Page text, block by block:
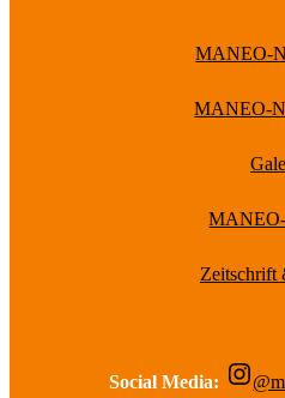
MANEO-
MANEO-
Zeitschrift
Social Media: